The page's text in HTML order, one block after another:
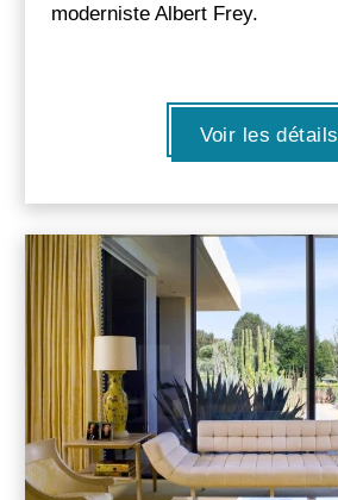
moderniste Albert Frey.
Voir les détails